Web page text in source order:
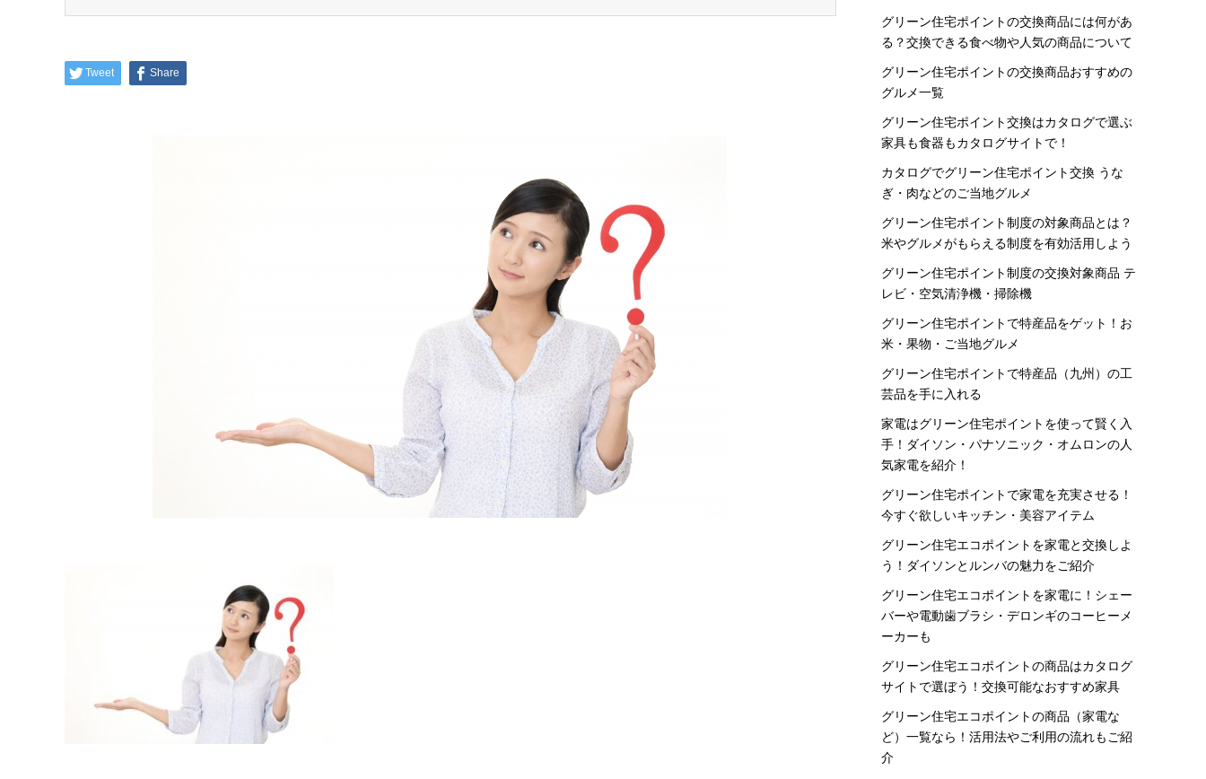
Tweet Share
グリーン住宅ポイントの交換商品には何があ
る？交換できる食べ物や人気の商品について
グリーン住宅ポイントの交換商品おすすめの
グルメ一覧
グリーン住宅ポイント交換はカタログで選ぶ
家具も食器もカタログサイトで！
カタログでグリーン住宅ポイント交換 うな
ぎ・肉などのご当地グルメ
グリーン住宅ポイント制度の対象商品とは？
米やグルメがもらえる制度を有効活用しよう
グリーン住宅ポイント制度の交換対象商品 テ
レビ・空気清浄機・掃除機
グリーン住宅ポイントで特産品をゲット！お
米・果物・ご当地グルメ
グリーン住宅ポイントで特産品（九州）の工
芸品を手に入れる
家電はグリーン住宅ポイントを使って賢く入
手！ダイソン・パナソニック・オムロンの人
気家電を紹介！
グリーン住宅ポイントで家電を充実させる！
今すぐ欲しいキッチン・美容アイテム
グリーン住宅エコポイントを家電と交換しよ
う！ダイソンとルンバの魅力をご紹介
グリーン住宅エコポイントを家電に！シェー
バーや電動歯ブラシ・デロンギのコーヒーメ
ーカーも
グリーン住宅エコポイントの商品はカタログ
サイトで選ぼう！交換可能なおすすめ家具
グリーン住宅エコポイントの商品（家電な
ど）一覧なら！活用法やご利用の流れもご紹
介